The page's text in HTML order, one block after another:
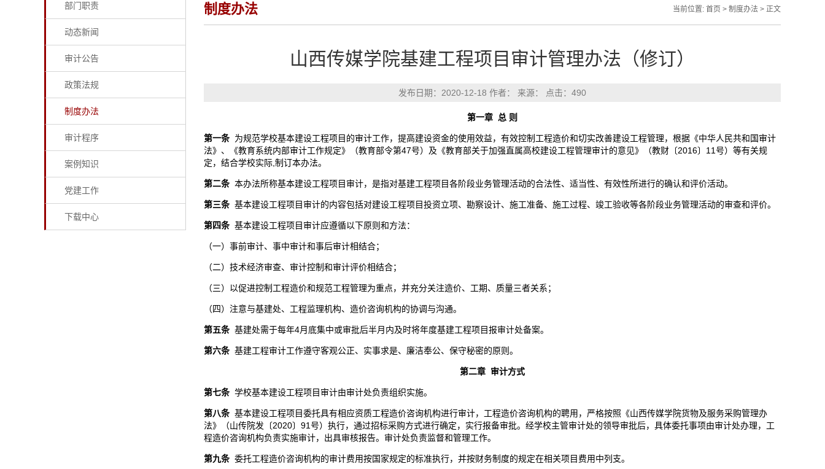
部门职责
动态新闻
审计公告
政策法规
制度办法
审计程序
案例知识
党建工作
下载中心
制度办法 当前位置: 首页 > 制度办法 > 正文
山西传媒学院基建工程项目审计管理办法（修订）
发布日期：2020-12-18 作者： 来源： 点击： 490
第一章 总 则
第一条 为规范学校基本建设工程项目的审计工作，提高建设资金的使用效益，有效控制工程造价和切实改善建设工程管理，根据《中华人民共和国审计
法》、《教育系统内部审计工作规定》（教育部令第47号）及《教育部关于加强直属高校建设工程管理审计的意见》（教财〔2016〕11号）等有关规
定，结合学校实际,制订本办法。
第二条 本办法所称基本建设工程项目审计，是指对基建工程项目各阶段业务管理活动的合法性、适当性、有效性所进行的确认和评价活动。
第三条 基本建设工程项目审计的内容包括对建设工程项目投资立项、勘察设计、施工准备、施工过程、竣工验收等各阶段业务管理活动的审查和评价。
第四条 基本建设工程项目审计应遵循以下原则和方法：
（一）事前审计、事中审计和事后审计相结合；
（二）技术经济审查、审计控制和审计评价相结合；
（三）以促进控制工程造价和规范工程管理为重点，并充分关注造价、工期、质量三者关系；
（四）注意与基建处、工程监理机构、造价咨询机构的协调与沟通。
第五条 基建处需于每年4月底集中或审批后半月内及时将年度基建工程项目报审计处备案。
第六条 基建工程审计工作遵守客观公正、实事求是、廉洁奉公、保守秘密的原则。
第二章 审计方式
第七条 学校基本建设工程项目审计由审计处负责组织实施。
第八条 基本建设工程项目委托具有相应资质工程造价咨询机构进行审计，工程造价咨询机构的聘用，严格按照《山西传媒学院货物及服务采购管理办
法》（山传院发〔2020〕91号）执行，通过招标采购方式进行确定，实行报备审批。经学校主管审计处的领导审批后，具体委托事项由审计处办理，工
程造价咨询机构负责实施审计，出具审核报告。审计处负责监督和管理工作。
第九条 委托工程造价咨询机构的审计费用按国家规定的标准执行，并按财务制度的规定在相关项目费用中列支。